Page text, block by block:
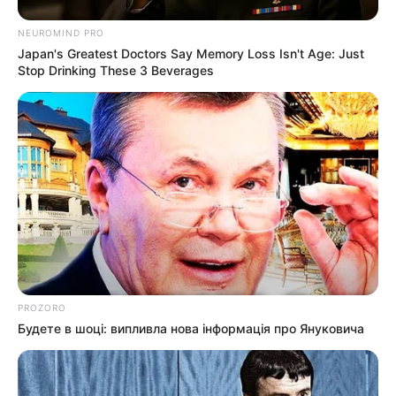
військовозобов’язаними —
підозри отримали екскерівники
Мукачівського ТЦК
СЕР 7, 2026
Залишити відповідь
Щоб відправити коментар вам необхідно
авторизуватись.
Погода
Ужгород
влажность:
NEUROMIND PRO
Japan's Greatest Doctors Say Memory Loss Isn't Age: Just
Stop Drinking These 3 Beverages
PROZORO
Будете в шоці: випливла нова інформація про Януковича